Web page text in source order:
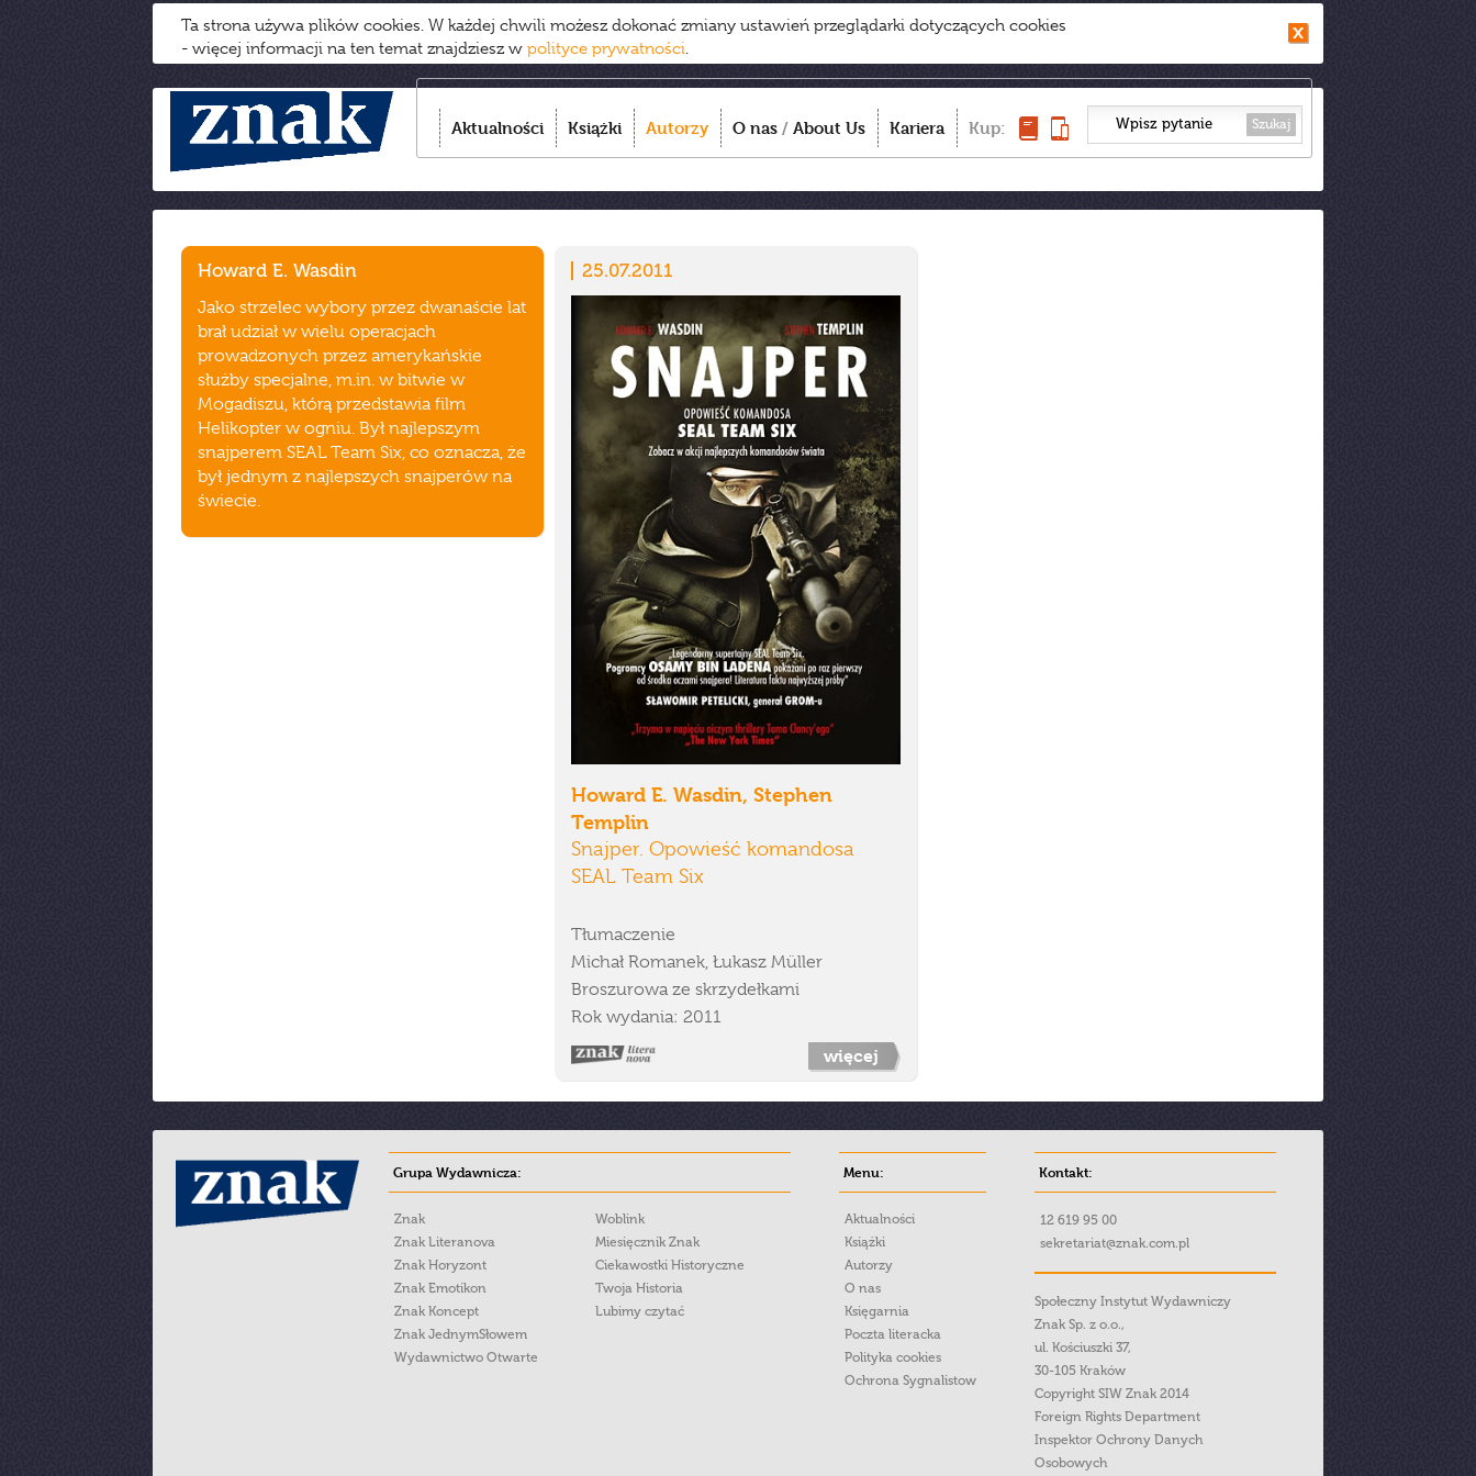
Ta strona używa plików cookies. W każdej chwili możesz dokonać zmiany ustawień przeglądarki dotyczących cookies
- więcej informacji na ten temat znajdziesz w polityce prywatności.
Aktualności Książki Autorzy O nas / About Us Kariera Kup: Szukaj
Howard E. Wasdin
Jako strzelec wybory przez dwanaście lat
brał udział w wielu operacjach
prowadzonych przez amerykańskie
służby specjalne, m.in. w bitwie w
Mogadiszu, którą przedstawia film
Helikopter w ogniu. Był najlepszym
snajperem SEAL Team Six, co oznacza, że
był jednym z najlepszych snajperów na
świecie.
25.07.2011
Howard E. Wasdin, Stephen
Templin
Snajper. Opowieść komandosa
SEAL Team Six
Tłumaczenie
Michał Romanek, Łukasz Müller
Broszurowa ze skrzydełkami
Rok wydania: 2011
więcej
Grupa Wydawnicza:
Znak
Znak Literanova
Znak Horyzont
Znak Emotikon
Znak Koncept
Znak JednymSłowem
Wydawnictwo Otwarte
Woblink
Miesięcznik Znak
Ciekawostki Historyczne
Twoja Historia
Lubimy czytać
Menu:
Aktualności
Książki
Autorzy
O nas
Księgarnia
Poczta literacka
Polityka cookies
Ochrona Sygnalistow
Kontakt:
12 619 95 00
sekretariat@znak.com.pl
Społeczny Instytut Wydawniczy
Znak Sp. z o.o.,
ul. Kościuszki 37,
30-105 Kraków
Copyright SIW Znak 2014
Foreign Rights Department
Inspektor Ochrony Danych
Osobowych